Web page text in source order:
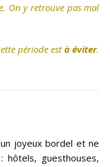
On y retrouve pas mal
période està éviter.
joyeux bordel et ne
: hôtels, guesthouses,